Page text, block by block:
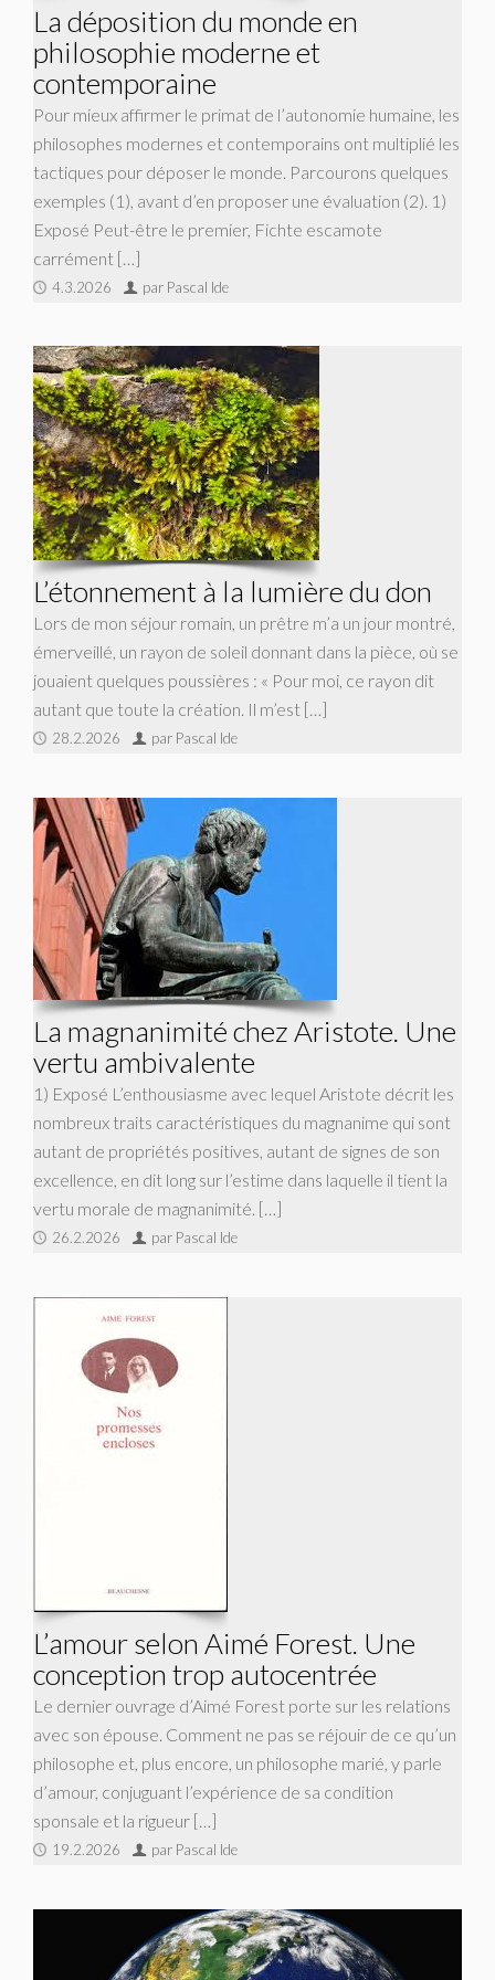
La déposition du monde en
philosophie moderne et
contemporaine
Pour mieux affirmer le primat de l’autonomie humaine, les
philosophes modernes et contemporains ont multiplié les
tactiques pour déposer le monde. Parcourons quelques
exemples (1), avant d’en proposer une évaluation (2). 1)
Exposé Peut-être le premier, Fichte escamote
carrément […]
4.3.2026 par Pascal Ide
L’étonnement à la lumière du don
Lors de mon séjour romain, un prêtre m’a un jour montré,
émerveillé, un rayon de soleil donnant dans la pièce, où se
jouaient quelques poussières : « Pour moi, ce rayon dit
autant que toute la création. Il m’est […]
28.2.2026 par Pascal Ide
La magnanimité chez Aristote. Une
vertu ambivalente
1) Exposé L’enthousiasme avec lequel Aristote décrit les
nombreux traits caractéristiques du magnanime qui sont
autant de propriétés positives, autant de signes de son
excellence, en dit long sur l’estime dans laquelle il tient la
vertu morale de magnanimité. […]
26.2.2026 par Pascal Ide
L’amour selon Aimé Forest. Une
conception trop autocentrée
Le dernier ouvrage d’Aimé Forest porte sur les relations
avec son épouse. Comment ne pas se réjouir de ce qu’un
philosophe et, plus encore, un philosophe marié, y parle
d’amour, conjuguant l’expérience de sa condition
sponsale et la rigueur […]
19.2.2026 par Pascal Ide